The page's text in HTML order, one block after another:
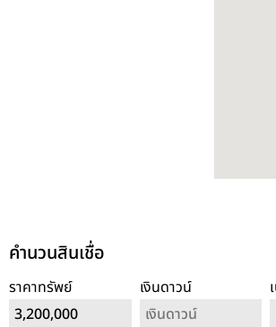
คำนวนสินเชื่อ
ราคาทรัพย์ เงินดาวน์